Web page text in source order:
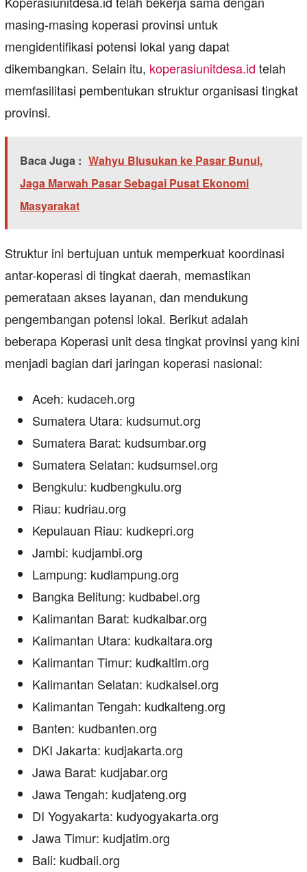
masing-masing koperasi provinsi untuk
mengidentifikasi potensi lokal yang dapat
dikembangkan. Selain itu, koperasiunitdesa.id telah
memfasilitasi pembentukan struktur organisasi tingkat
provinsi.
Baca Juga : Wahyu Blusukan ke Pasar Bunul,
Jaga Marwah Pasar Sebagai Pusat Ekonomi
Masyarakat
Struktur ini bertujuan untuk memperkuat koordinasi
antar-koperasi di tingkat daerah, memastikan
pemerataan akses layanan, dan mendukung
pengembangan potensi lokal. Berikut adalah
beberapa Koperasi unit desa tingkat provinsi yang kini
menjadi bagian dari jaringan koperasi nasional:
Aceh: kudaceh.org
Sumatera Utara: kudsumut.org
Sumatera Barat: kudsumbar.org
Sumatera Selatan: kudsumsel.org
Bengkulu: kudbengkulu.org
Riau: kudriau.org
Kepulauan Riau: kudkepri.org
Jambi: kudjambi.org
Lampung: kudlampung.org
Bangka Belitung: kudbabel.org
Kalimantan Barat: kudkalbar.org
Kalimantan Utara: kudkaltara.org
Kalimantan Timur: kudkaltim.org
Kalimantan Selatan: kudkalsel.org
Kalimantan Tengah: kudkalteng.org
Banten: kudbanten.org
DKI Jakarta: kudjakarta.org
Jawa Barat: kudjabar.org
Jawa Tengah: kudjateng.org
DI Yogyakarta: kudyogyakarta.org
Jawa Timur: kudjatim.org
Bali: kudbali.org